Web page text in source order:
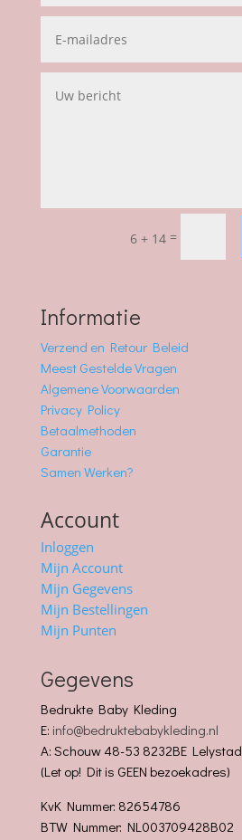
6 + 14 =
Informatie
Verzend en Retour Beleid
Meest Gestelde Vragen
Algemene Voorwaarden
Privacy Policy
Betaalmethoden
Garantie
Samen Werken?
Account
Inloggen
Mijn Account
Mijn Gegevens
Mijn Bestellingen
Mijn Punten
Gegevens
Bedrukte Baby Kleding
E: info@bedruktebabykleding.nl
A: Schouw 48-53 8232BE Lelystad
(Let op! Dit is GEEN bezoekadres)
KvK Nummer: 82654786
BTW Nummer: NL003709428B02